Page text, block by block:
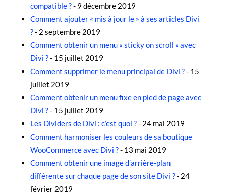
compatible ?- 9 décembre 2019
Comment ajouter « mis à jour le » à ses articles Divi
?- 2 septembre 2019
Comment obtenir un menu « sticky on scroll » avec
Divi ?- 15 juillet 2019
Comment supprimer le menu principal de Divi ?- 15
juillet 2019
Comment obtenir un menu fixe en pied de page avec
Divi ?- 15 juillet 2019
Les Dividers de Divi : c’est quoi ?- 24 mai 2019
Comment harmoniser les couleurs de sa boutique
WooCommerce avec Divi ?- 13 mai 2019
Comment obtenir une image d’arrière-plan
différente sur chaque page de son site Divi ?- 24
février 2019